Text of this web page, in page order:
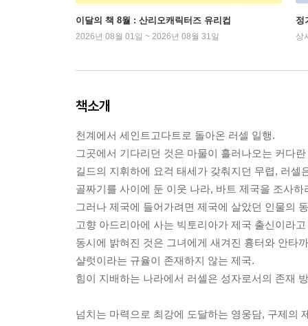
이달의 책 8월 : 산리오캐릭터즈 유리컵
2026년 08월 01일 ~ 2026년 08월 31일
정
상
책소개
천계에서 세인트고다트로 돌아온 러셀 일행.
그곳에서 기다리던 것은 마물이 흘러나오는 커다
길드의 지휘하에 요걱 태세가 갖춰지던 무렵, 러셀
골짜기를 사이에 둔 이웃 나라, 바트 제국을 조사하
그러나 제국에 들어가려면 제국에 살았던 인물의
고향 아드리아에 사는 빅토리아가 제국 출신이라
동시에 밝혀진 것은 그녀에게 새겨진 흉터와 안타
샬럿이라는 규율이 존재하지 않는 제국.
힘이 지배하는 나라에서 러셀은 성자로서의 존재
넘치는 마력으로 최강에 도달하는 영웅담, 구제의